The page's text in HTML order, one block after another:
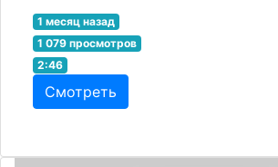
1 месяц назад
1 079 просмотров
2:46
Смотреть